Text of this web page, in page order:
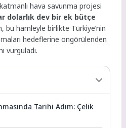
hava savunma projesi
dolarlık dev bir ek bütçe
bu hamleyle birlikte Türkiye’nin
hedeflerine öngörülenden
vurguladı.
Tarihi Adım: Çelik